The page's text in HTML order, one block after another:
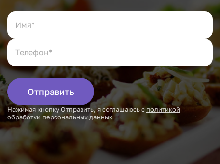
Отправить
Нажимая кнопку Отправить, я соглашаюсь сполитикой
обработки персональных данных